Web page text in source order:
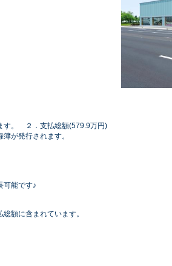
す。 ２．支払総額(579.9万円)
が発行されます。
可能です♪
額に含まれています。